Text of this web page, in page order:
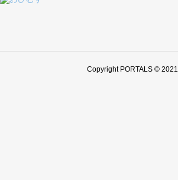
Copyright PORTALS © 2021